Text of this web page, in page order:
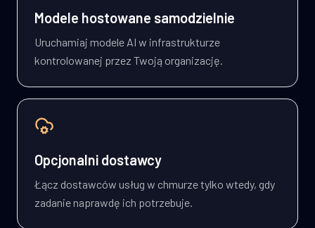
Modele hostowane samodzielnie
Uruchamiaj modele AI w infrastrukturze
kontrolowanej przez Twoją organizację.
Opcjonalni dostawcy
Łącz dostawców usług w chmurze tylko wtedy, gdy
zadanie naprawdę ich potrzebuje.